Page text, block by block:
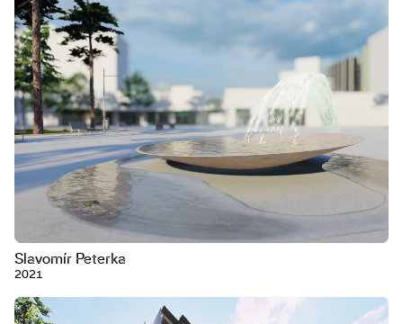
Slavomír Peterka
2021